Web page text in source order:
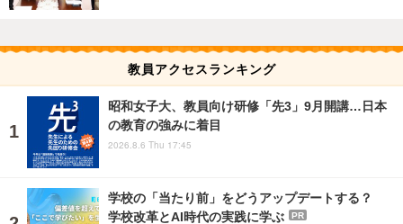
教員アクセスランキング
昭和女子大、教員向け研修「先3」9月開講…日本
の教育の強みに着目
2026.8.6 Thu 17:45
学校の「当たり前」をどうアップデートする？
学校改革とAI時代の実践に学ぶ
PR